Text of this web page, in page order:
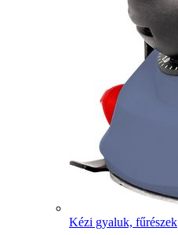
Kézi gyaluk, fűrészek